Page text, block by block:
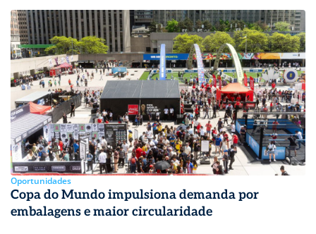
Oportunidades
Copa do Mundo impulsiona demanda por
embalagens e maior circularidade